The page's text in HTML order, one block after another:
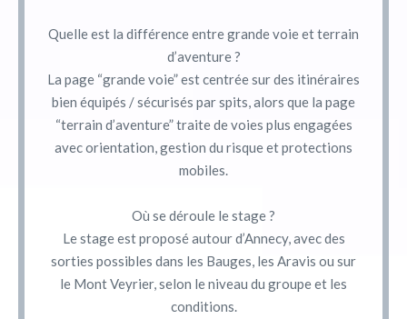
Quelle est la différence entre grande voie et terrain
d’aventure ?
La page “grande voie” est centrée sur des itinéraires
bien équipés / sécurisés par spits, alors que la page
“terrain d’aventure” traite de voies plus engagées
avec orientation, gestion du risque et protections
mobiles.
Où se déroule le stage ?
Le stage est proposé autour d’Annecy, avec des
sorties possibles dans les Bauges, les Aravis ou sur
le Mont Veyrier, selon le niveau du groupe et les
conditions.